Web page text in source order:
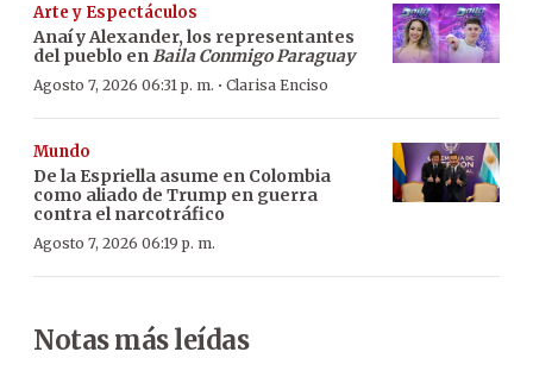
Arte y Espectáculos
Anaí y Alexander, los representantes
del pueblo enBaila Conmigo Paraguay
Agosto 7, 2026 06:31 p. m. · Clarisa Enciso
Mundo
De la Espriella asume en Colombia
como aliado de Trump en guerra
contra el narcotráfico
Agosto 7, 2026 06:19 p. m.
Notas más leídas